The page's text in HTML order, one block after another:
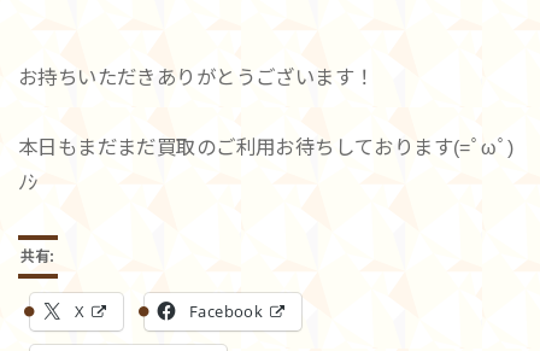
お持ちいただきありがとうございます！
本日もまだまだ買取のご利用お待ちしております(=ﾟωﾟ)
ﾉｼ
共有:
X Facebook